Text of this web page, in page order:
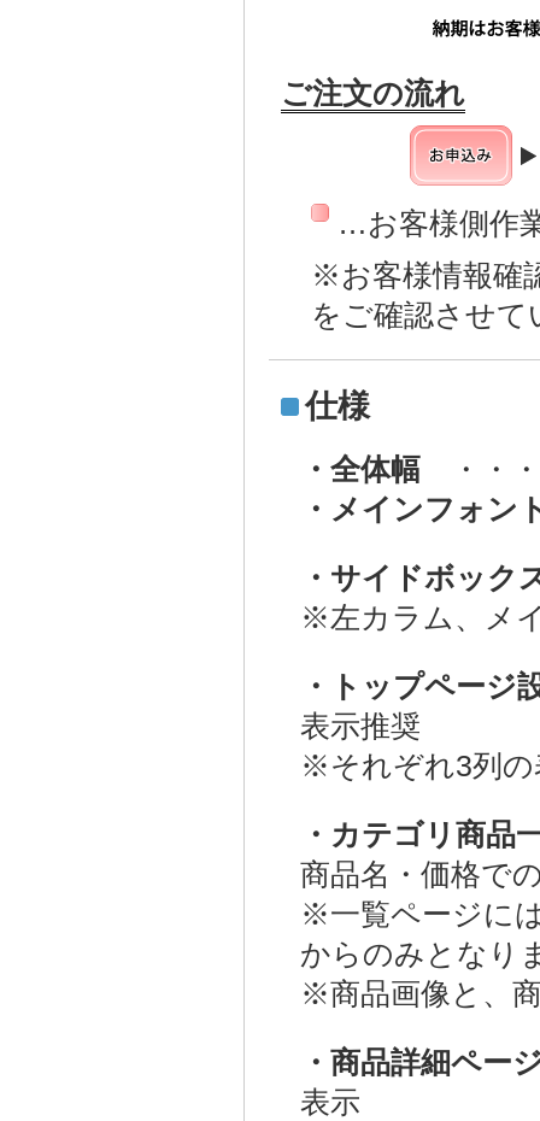
ご注文の流れ
…お客様側作
※お客様情報確
をご確認させ
仕様
・全体幅 ・・
・メインフォン
・サイドボック
※左カラム、メ
・トップページ
表示推奨
※それぞれ3列の
・カテゴリ商品
商品名・価格で
※一覧ページに
からのみとなり
※商品画像と、
・商品詳細ペー
表示